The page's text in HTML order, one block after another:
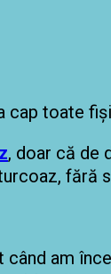
toate
, doar că de
fără
când am